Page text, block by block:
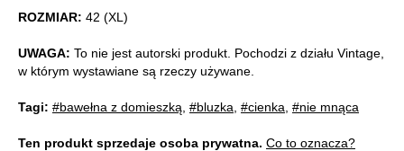
ROZMIAR: 42 (XL)
UWAGA: To nie jest autorski produkt. Pochodzi z działu Vintage,
w którym wystawiane są rzeczy używane.
Tagi: #bawełna z domieszką #bluzka #cienka #nie mnąca
Ten produkt sprzedaje osoba prywatna. Co to oznacza?